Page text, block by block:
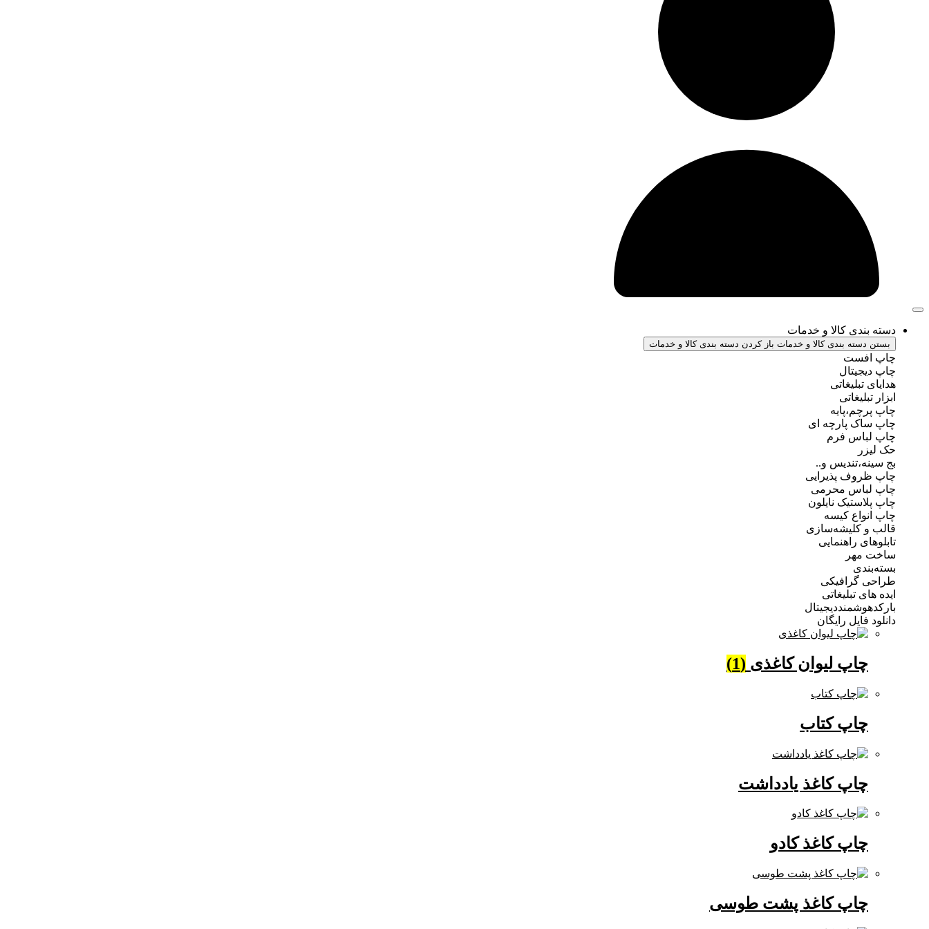
دسته بندی کالا و خدمات
بستن دسته بندی کالا و خدمات باز کردن دسته بندی کالا و خدمات
چاپ افست
چاپ دیجیتال
هدایای تبلیغاتی
ابزار تبلیغاتی
چاپ پرچم،پایه
چاپ ساک پارچه ای
چاپ لباس فرم
حک لیزر
بج سینه،تندیس و..
چاپ ظروف پذیرایی
چاپ لباس محرمی
چاپ پلاستیک نایلون
چاپ انواع کیسه
قالب و کلیشه‌سازی
تابلوهای راهنمایی
ساخت مهر
بسته‌بندی
طراحی گرافیکی
ایده های تبلیغاتی
بارکدهوشمنددیجیتال
دانلود فایل رایگان
چاپ لیوان کاغذی (1)
چاپ کتاب
چاپ کاغذ یادداشت
چاپ کاغذ کادو
چاپ کاغذ پشت طوسی